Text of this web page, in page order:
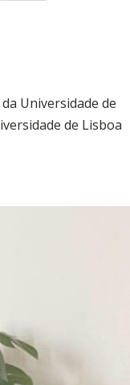
Universidade de
de Lisboa